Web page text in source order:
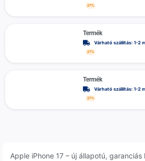
27%
Termék
Várható szállítás: 1-2
27%
Termék
Várható szállítás: 1-2
27%
Apple iPhone 17 – új állapotú,